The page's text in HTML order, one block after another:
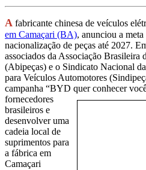
A fabricante chinesa de veículos
em Camaçari (BA), anunciou a
nacionalização de peças até 2027.
associados da Associação Brasileira
(Abipeças) e o Sindicato Nacional
para Veículos Automotores
campanha “BYD quer conhecer
fornecedores
brasileiros e
desenvolver uma
cadeia local de
suprimentos para
a fábrica em
Camaçari